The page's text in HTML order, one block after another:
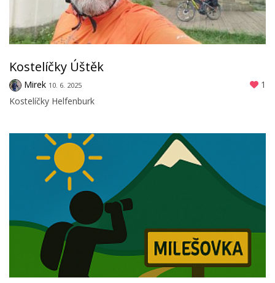
Kostelíčky Úštěk
Mirek 10. 6. 2025
1
Kostelíčky Helfenburk